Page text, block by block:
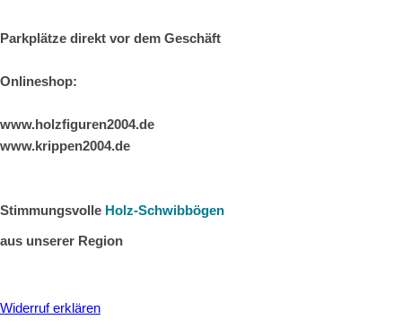
Parkplätze direkt vor dem Geschäft
Onlineshop:
www.holzfiguren2004.de
www.krippen2004.de
Stimmungsvolle Holz-Schwibbögen
aus unserer Region
Widerruf erklären